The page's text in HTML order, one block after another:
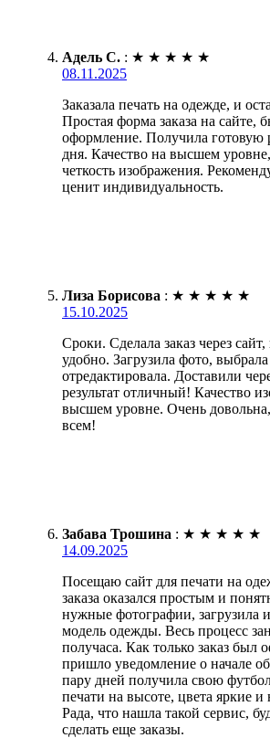
Адель С. : ★ ★ ★ ★ ★
08.11.2025
Заказала печать на одежде, и
Простая форма заказа на сайте,
оформление. Получила готовую
дня. Качество на высшем
четкость изображения.
ценит индивидуальность.
Лиза Борисова : ★ ★ ★ ★ ★
15.10.2025
Сроки. Сделала заказ через
удобно. Загрузила фото,
отредактировала. Доставили
результат отличный! Качество
высшем уровне. Очень
всем!
Забава Трошина : ★ ★ ★ ★ ★
14.09.2025
Посещаю сайт для печати на
заказа оказался простым и
нужные фотографии, загрузила
модель одежды. Весь процесс
получаса. Как только заказ был
пришло уведомление о начале
пару дней получила свою
печати на высоте, цвета яркие
Рада, что нашла такой сервис,
сделать еще заказы.